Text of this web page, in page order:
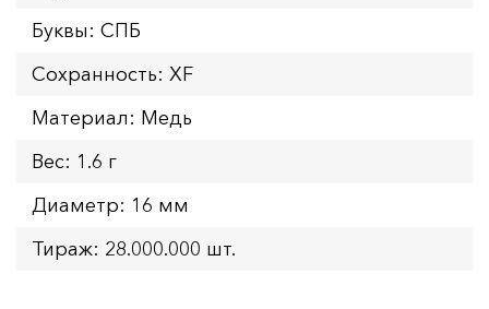
Буквы: СПБ
Сохранность: XF
Материал: Медь
Вес: 1.6 г
Диаметр: 16 мм
Тираж: 28.000.000 шт.